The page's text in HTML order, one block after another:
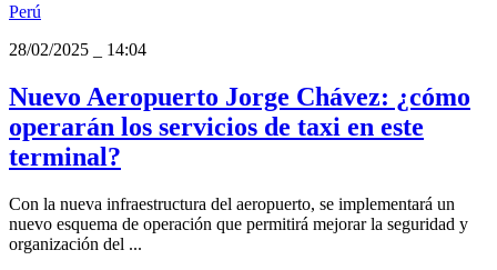
Perú
28/02/2025
14:04
Nuevo Aeropuerto Jorge Chávez: ¿cómo
operarán los servicios de taxi en este
terminal?
Con la nueva infraestructura del aeropuerto, se implementará un
nuevo esquema de operación que permitirá mejorar la seguridad y
organización del ...